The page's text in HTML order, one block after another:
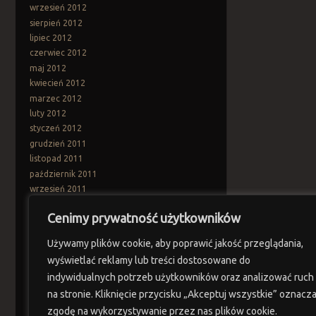
Cenimy prywatność użytkowników
Używamy plików cookie, aby poprawić jakość przeglądania,
wyświetlać reklamy lub treści dostosowane do
indywidualnych potrzeb użytkowników oraz analizować ruch
na stronie. Kliknięcie przycisku „Akceptuj wszystkie” oznacza
zgodę na wykorzystywanie przez nas plików cookie.
wrzesień 2012
sierpień 2012
lipiec 2012
czerwiec 2012
maj 2012
kwiecień 2012
marzec 2012
luty 2012
styczeń 2012
grudzień 2011
listopad 2011
październik 2011
wrzesień 2011
lipiec 2011
maj 2011
kwiecień 2011
marzec 2011
Categories